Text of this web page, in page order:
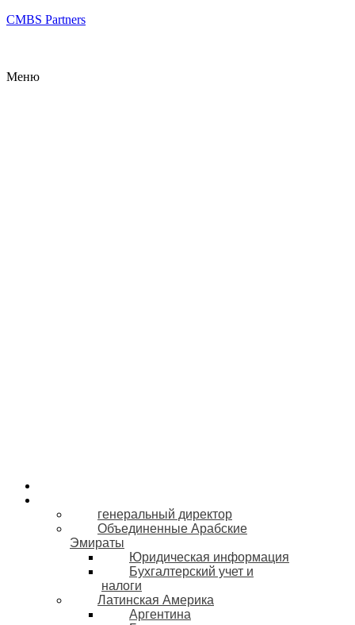
CMBS Partners
Меню
генеральный директор
Объединенные Арабские
Эмираты
Юридическая информация
Бухгалтерский учет и
налоги
Латинская Америка
Аргентина